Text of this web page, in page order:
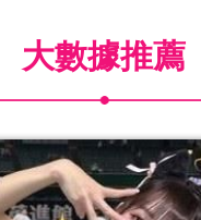
大數據推薦